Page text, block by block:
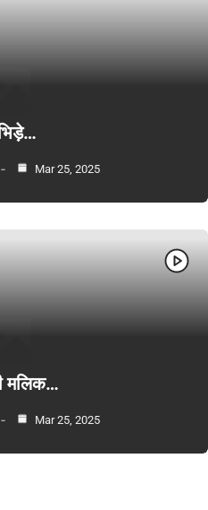
Mar 25, 2025
मलिक…
Mar 25, 2025